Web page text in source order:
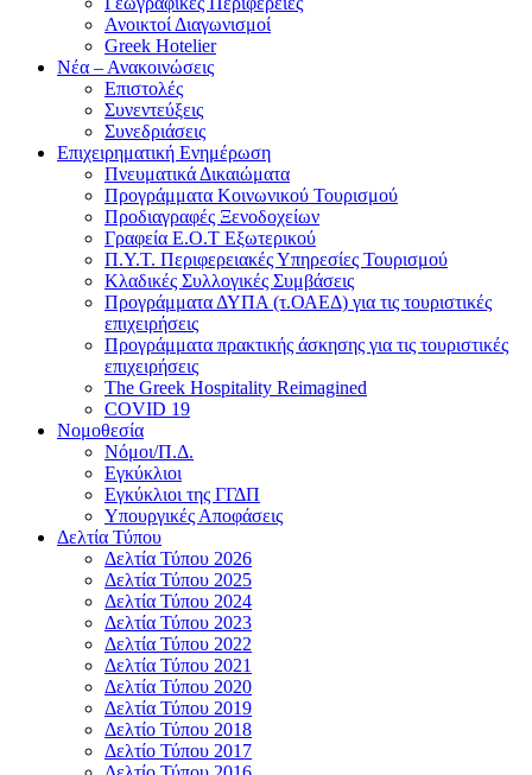
Ανοικτοί Διαγωνισμoί
Greek Hotelier
Νέα – Ανακοινώσεις
Επιστολές
Συνεντεύξεις
Συνεδριάσεις
Επιχειρηματική Ενημέρωση
Πνευματικά Δικαιώματα
Προγράμματα Κοινωνικού Τουρισμού
Προδιαγραφές Ξενοδοχείων
Γραφεία Ε.Ο.Τ Εξωτερικού
Π.Υ.Τ. Περιφερειακές Υπηρεσίες Τουρισμού
Κλαδικές Συλλογικές Συμβάσεις
Προγράμματα ΔΥΠΑ (τ.ΟΑΕΔ) για τις τουριστικές
επιχειρήσεις
Προγράμματα πρακτικής άσκησης για τις τουριστικές
επιχειρήσεις
The Greek Hospitality Reimagined
COVID 19
Νομοθεσία
Νόμοι/Π.Δ.
Εγκύκλιοι
Εγκύκλιοι της ΓΓΔΠ
Υπουργικές Αποφάσεις
Δελτία Τύπου
Δελτία Τύπου 2026
Δελτία Τύπου 2025
Δελτία Τύπου 2024
Δελτία Τύπου 2023
Δελτία Τύπου 2022
Δελτία Τύπου 2021
Δελτία Τύπου 2020
Δελτία Τύπου 2019
Δελτίο Τύπου 2018
Δελτίο Τύπου 2017